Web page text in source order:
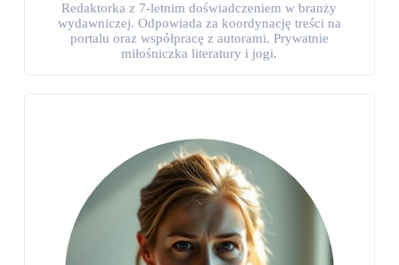
Redaktorka z 7-letnim doświadczeniem w branży
wydawniczej. Odpowiada za koordynację treści na
portalu oraz współpracę z autorami. Prywatnie
miłośniczka literatury i jogi.